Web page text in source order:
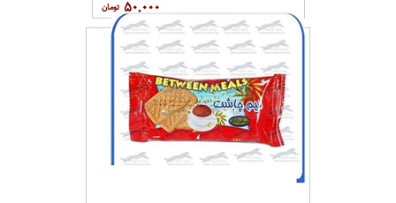
۵۰,۰۰۰